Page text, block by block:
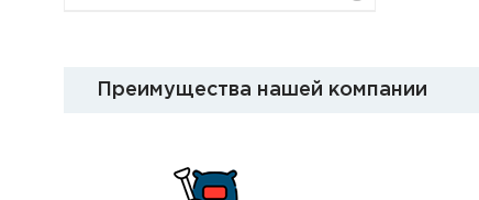
Преимущества нашей компании